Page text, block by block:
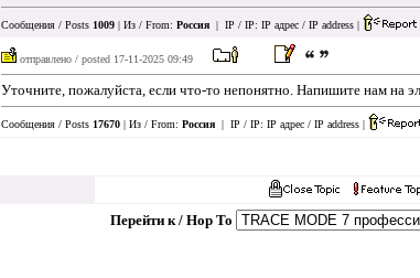
Сообщения / Posts 1009 | Из / From: Россия | IP / IP: IP адрес / IP address |
отправлено / posted 17-11-2025 09:49
Уточните, пожалуйста, если что-то непонятно. Напишите нам на
Сообщения / Posts 17670 | Из / From: Россия | IP / IP: IP адрес / IP address |
Перейти к / Hop To